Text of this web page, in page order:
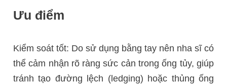
Ưu điểm
Kiểm soát tốt: Do sử dụng bằng tay nên nha sĩ có
thể cảm nhận rõ ràng sức cản trong ống tủy, giúp
tránh tạo đường lệch (ledging) hoặc thủng ống